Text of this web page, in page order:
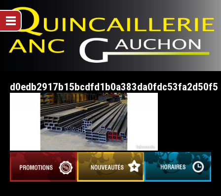
d0edb2917b15bcdfd1b0a383da0fdc53fa2d50f5